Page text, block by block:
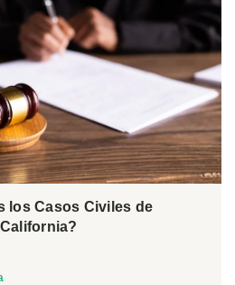
los Casos Civiles de